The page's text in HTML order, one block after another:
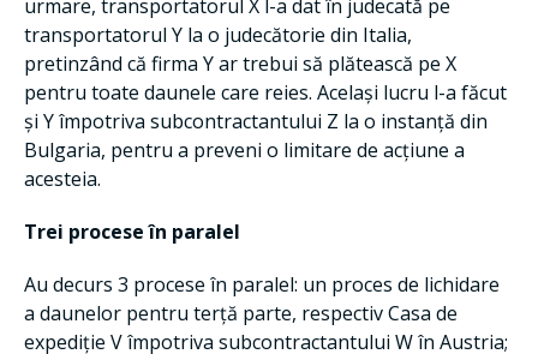
urmare, transportatorul X l-a dat în judecată pe
transportatorul Y la o judecătorie din Italia,
pretinzând că firma Y ar trebui să plătească pe X
pentru toate daunele care reies. Același lucru l-a făcut
și Y împotriva subcontractantului Z la o instanță din
Bulgaria, pentru a preveni o limitare de acțiune a
acesteia.
Trei procese în paralel
Au decurs 3 procese în paralel: un proces de lichidare
a daunelor pentru terță parte, respectiv Casa de
expediție V împotriva subcontractantului W în Austria;